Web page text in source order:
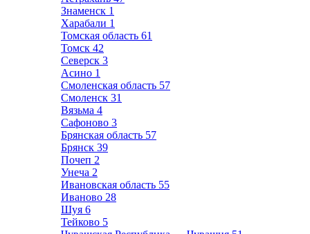
Знаменск 1
Харабали 1
Томская область 61
Томск 42
Северск 3
Асино 1
Смоленская область 57
Смоленск 31
Вязьма 4
Сафоново 3
Брянская область 57
Брянск 39
Почеп 2
Унеча 2
Ивановская область 55
Иваново 28
Шуя 6
Тейково 5